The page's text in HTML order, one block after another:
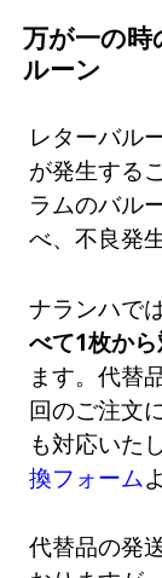
万が一の
ルーン
レターバル
が発生する
ラムのバル
べ、不良発
ナランハで
べて1枚か
ます。代替
回のご注文
も対応いた
換フォーム
代替品の発